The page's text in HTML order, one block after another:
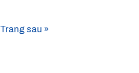
Trang sau »